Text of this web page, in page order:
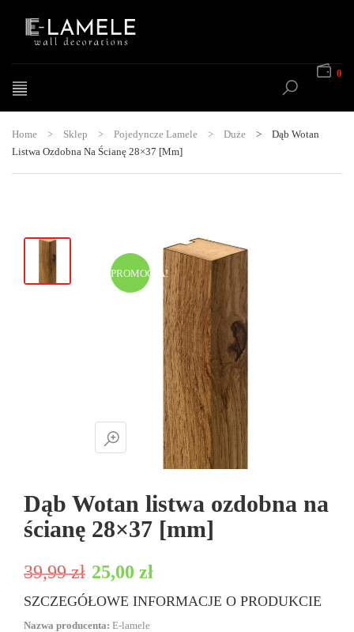
0
Home > Sklep > Pojedyncze Lamele > Duże >
Dąb Wotan
Listwa Ozdobna Na Ścianę 28×37 [mm]
PROMOCJA!
Dąb Wotan listwa ozdobna na
ścianę 28×37 [mm]
39,99zł Pierwotna cena wynosiła: 39,99 zł.
25,00 zł
SZCZEGÓŁOWE INFORMACJE O PRODUKCIE
Nazwa producenta: E-lamele